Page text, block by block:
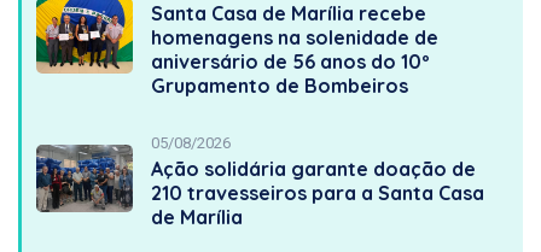
Santa Casa de Marília recebe
homenagens na solenidade de
aniversário de 56 anos do 10º
Grupamento de Bombeiros
05/08/2026
Ação solidária garante doação de
210 travesseiros para a Santa Casa
de Marília